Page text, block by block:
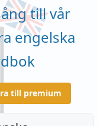
till vår
engelska
till premium